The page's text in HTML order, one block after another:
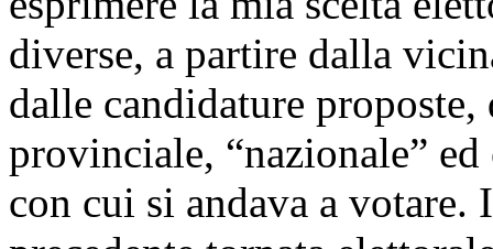
diverse, a partire dalla
dalle candidature
provinciale, “nazionale”
con cui si andava a votare.